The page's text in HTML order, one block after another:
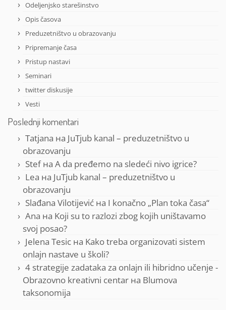
Odeljenjsko starešinstvo
Opis časova
Preduzetništvo u obrazovanju
Pripremanje časa
Pristup nastavi
Seminari
twitter diskusije
Vesti
Poslednji komentari
Tatjana на JuTjub kanal – preduzetništvo u
obrazovanju
Stefна A da pređemo na sledeći nivo igrice?
Lea на JuTjub kanal – preduzetništvo u
obrazovanju
Slađana Vilotijević на I konačno „Plan toka časa“
Ana на Koji su to razlozi zbog kojih uništavamo
svoj posao?
Jelena Tesic на Kako treba organizovati sistem
onlajn nastave u školi?
4 strategije zadataka za onlajn ili hibridno učenje -
Obrazovno kreativni centar на Blumova
taksonomija